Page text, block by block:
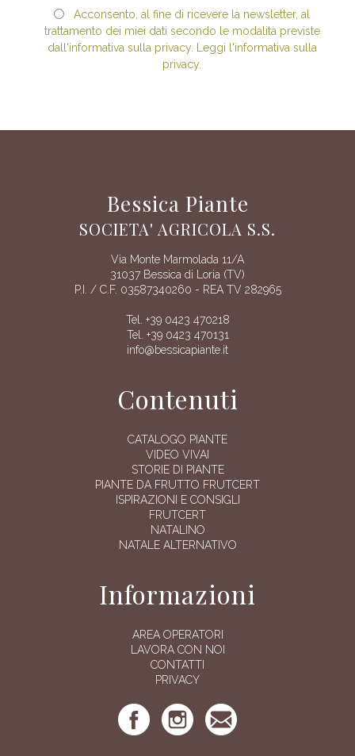
Acconsento, al fine di ricevere la newsletter, al
trattamento dei miei dati secondo le modalità previste
dall'informativa sulla privacy. Leggi l'informativa sulla
privacy.
Bessica Piante
SOCIETA' AGRICOLA S.S.
Via Monte Marmolada 11/A
31037 Bessica di Loria (TV)
P.I. / C.F. 03587340260 - REA TV 282965
Tel. +39 0423 470218
Tel. +39 0423 470131
info@bessicapiante.it
Contenuti
CATALOGO PIANTE
VIDEO VIVAI
STORIE DI PIANTE
PIANTE DA FRUTTO FRUTCERT
ISPIRAZIONI E CONSIGLI
FRUTCERT
NATALINO
NATALE ALTERNATIVO
Informazioni
AREA OPERATORI
LAVORA CON NOI
CONTATTI
PRIVACY